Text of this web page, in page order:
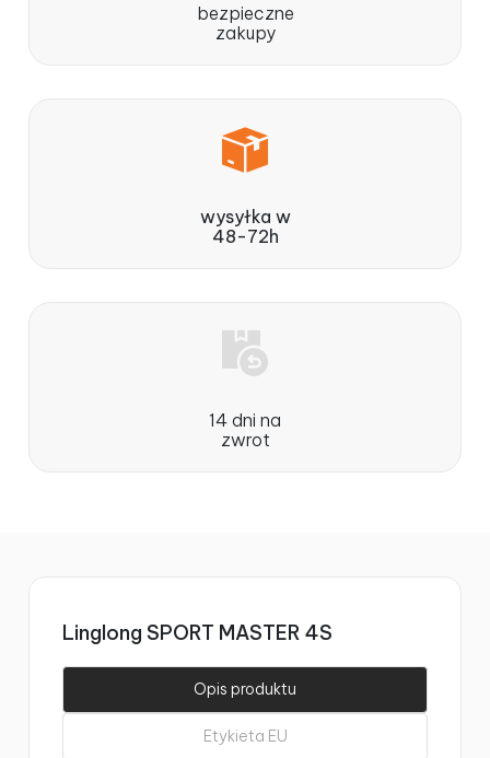
bezpieczne
zakupy
wysyłka w
48-72h
14 dni na
zwrot
Linglong SPORT MASTER 4S
Opis produktu
Etykieta EU